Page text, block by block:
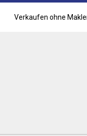
Verkaufen ohne